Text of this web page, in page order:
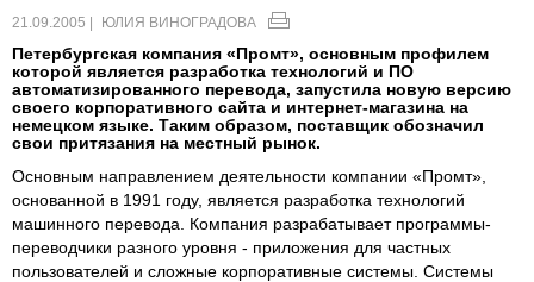
21.09.2005 | ЮЛИЯ ВИНОГРАДОВА
Петербургская компания «Промт», основным профилем
которой является разработка технологий и ПО
автоматизированного перевода, запустила новую версию
своего корпоративного сайта и интернет-магазина на
немецком языке. Таким образом, поставщик обозначил
свои притязания на местный рынок.
Основным направлением деятельности компании «Промт»,
основанной в 1991 году, является разработка технологий
машинного перевода. Компания разрабатывает программы-
переводчики разного уровня - приложения для частных
пользователей и сложные корпоративные системы. Системы